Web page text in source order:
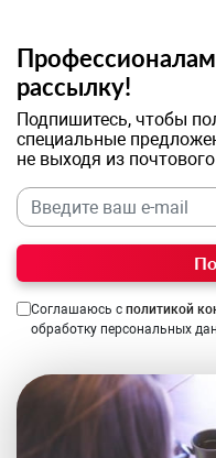
рассылку!
Подпишитесь, чтобы
специальные
не выходя из
Соглашаюсь с политикой
обработку персональных